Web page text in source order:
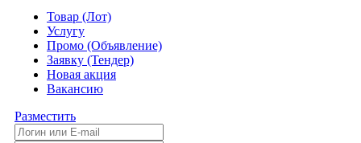
Товар (Лот)
Услугу
Промо (Объявление)
Заявку (Тендер)
Новая акция
Вакансию
Разместить